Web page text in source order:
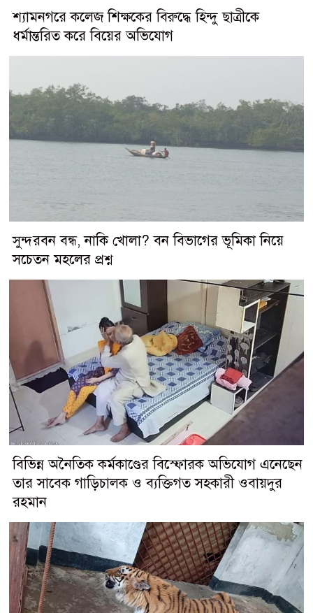
শ্যামনগরে কলেজ শিক্ষকের বিরুদ্ধে হিন্দু ছাত্রীকে
ধর্মান্তরিত করে বিয়ের অভিযোগ
সুন্দরবন বন্ধ, নাকি খোলা? বন বিভাগের ভূমিকা নিয়ে
সচেতন মহলের প্রশ্ন
বিভিন্ন অনৈতিক কর্মকাণ্ডের বিস্ফোরক অভিযোগ এনেছেন
তার সাবেক গাড়িচালক ও ব্যক্তিগত সহকারী ওবায়দুর
রহমান